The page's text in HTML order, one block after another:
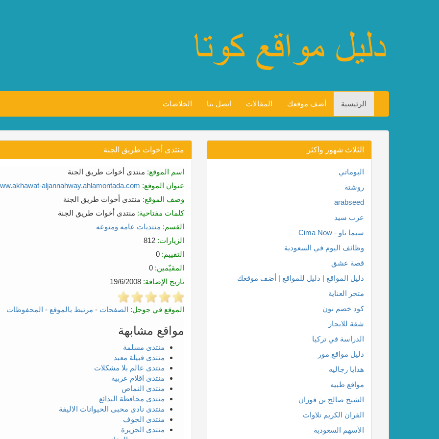
الرئيسية أضف موقعك المقالات اتصل بنا الخلاصات
منتدى أخوات طريق الجنة
اسم الموقع: منتدى أخوات طريق الجنة
عنوان الموقع: aljannahway.ahlamontada.com/
وصف الموقع: منتدى أخوات طريق الجنة
كلمات مفتاحية: منتدى أخوات طريق الجنة
القسم: منتديات عامه ومنوعه
الزيارات:
التقييم:
المقيّمين:
تاريخ الإضافة:
الموقع في جوجل: الصفحات - مرتبط بالموقع - المحفوظات
مواقع مشابهة
منتدى مسلمة
منتدى قبيلة معبد
منتدى عالم بلا مشكلات
منتدى اقلام عربية
منتدى النماص
منتدى محافظة البدائع
منتدى نادى محبى الحيوانات الاليفة
منتدى الجوف
منتدى الجزيرة
الثلاث شهور واكثر
البوماتي
روشتة
arabseed
عرب سيد
سيما ناو - Cima Now
وظائف اليوم في السعودية
قصة عشق
دليل المواقع | دليل للمواقع | أضف موقعك
متجر العناية
كود خصم نون
شقة للايجار
الدراسة في تركيا
دليل مواقع مور
هدايا رجاليه
مواقع طبيه
الشيخ صالح بن فوزان
القران الكريم تلاوات
الأسهم السعودية